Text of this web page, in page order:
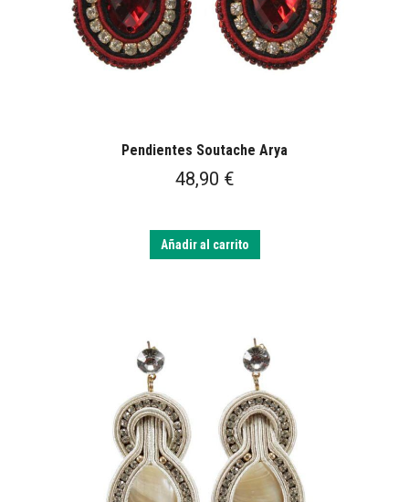
Pendientes Soutache Arya
48,90 €
Añadir al carrito